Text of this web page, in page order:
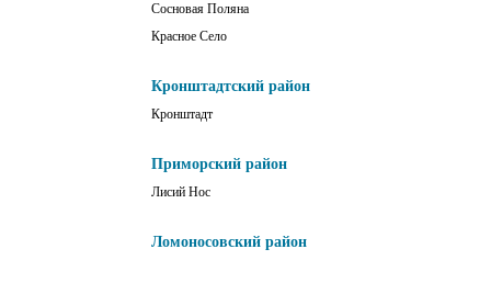
Сосновая Поляна
Красное Село
Кронштадтский район
Кронштадт
Приморский район
Лисий Нос
Ломоносовский район